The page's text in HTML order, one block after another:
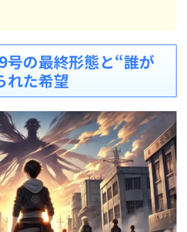
号の最終形態と“誰が
れた希望